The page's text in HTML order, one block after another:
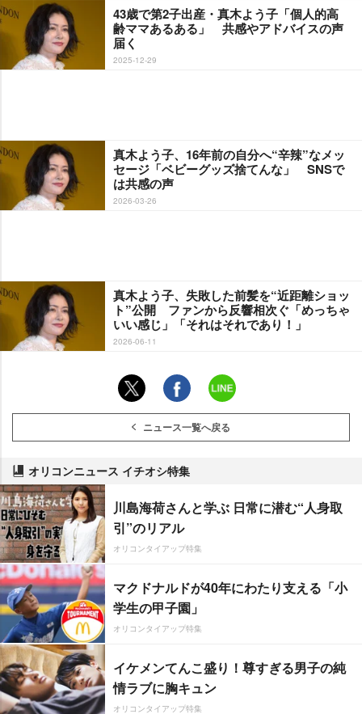
43歳で第2子出産・真木よう子「個人的高
齢ママあるある」 共感やアドバイスの声
届く
2025-12-29
真木よう子、16年前の自分へ“辛辣”なメッ
セージ「ベビーグッズ捨てんな」 SNSで
は共感の声
2026-03-26
真木よう子、失敗した前髪を“近距離ショッ
ト”公開 ファンから反響相次ぐ「めっちゃ
いい感じ」「それはそれであり！」
2026-06-11
ニュース一覧へ戻る
オリコンニュース イチオシ特集
川島海荷さんと学ぶ 日常に潜む“人身取
引”のリアル
オリコンタイアップ特集
マクドナルドが40年にわたり支える「小
学生の甲子園」
オリコンタイアップ特集
イケメンてんこ盛り！尊すぎる男子の純
情ラブに胸キュン
オリコンタイアップ特集